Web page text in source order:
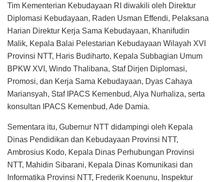
Tim Kementerian Kebudayaan RI diwakili oleh Direktur
Diplomasi Kebudayaan, Raden Usman Effendi, Pelaksana
Harian Direktur Kerja Sama Kebudayaan, Khanifudin
Malik, Kepala Balai Pelestarian Kebudayaan Wilayah XVI
Provinsi NTT, Haris Budiharto, Kepala Subbagian Umum
BPKW XVI, Windo Thalibana, Staf Dirjen Diplomasi,
Promosi, dan Kerja Sama Kebudayaan, Dyas Cahaya
Mariansyah, Staf IPACS Kemenbud, Alya Nurhaliza, serta
konsultan IPACS Kemenbud, Ade Damia.
Sementara itu, Gubernur NTT didampingi oleh Kepala
Dinas Pendidikan dan Kebudayaan Provinsi NTT,
Ambrosius Kodo, Kepala Dinas Perhubungan Provinsi
NTT, Mahidin Sibarani, Kepala Dinas Komunikasi dan
Informatika Provinsi NTT, Frederik Koenunu, Inspektur